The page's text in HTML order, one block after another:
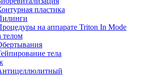
пластика
на аппарате Triton In Mode
телом
тела